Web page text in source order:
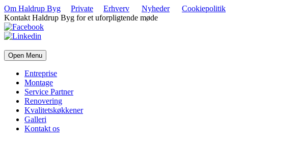
Om Haldrup Byg Private Erhverv Nyheder
Cookiepolitik
Kontakt Haldrup Byg for et uforpligtende møde
Open Menu
Entreprise
Montage
Service Partner
Renovering
Kvalitetskøkkener
Galleri
Kontakt os